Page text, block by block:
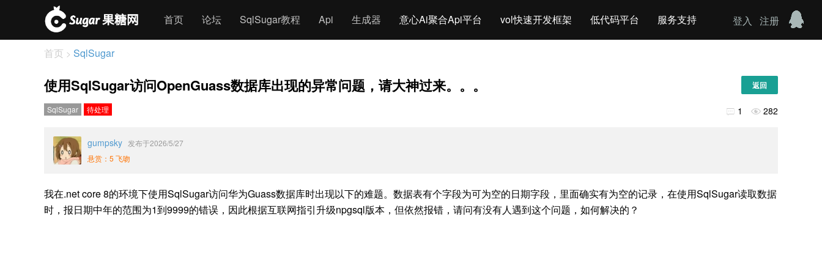
首页 论坛 SqlSugar教程 Api 生成器 意心Ai聚合Api平台 vol快速开发框架 低代码平台 服务支持 登入 注册
首页 > SqlSugar
使用SqlSugar访问OpenGuass数据库出现的异常问题，请大神过来。。。 返回
SqlSugar 待处理  1  282
gumpsky 发布于2026/5/27
悬赏：5 飞吻
我在.net core 8的环境下使用SqlSugar访问华为Guass数据库时出现以下的难题。数据表有个字段为可为空的日期字段，里面确实有为空的记录，在使用SqlSugar读取数据
时，报日期中年的范围为1到9999的错误，因此根据互联网指引升级npgsql版本，但依然报错，请问有没有人遇到这个问题，如何解决的？